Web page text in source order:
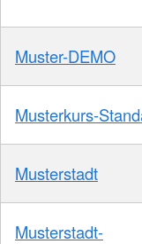
Muster-DEMO
Musterkurs-
Musterstadt
Musterstadt-